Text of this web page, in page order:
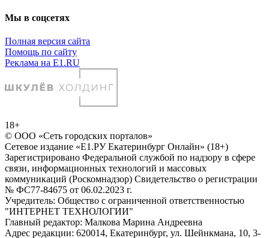
Мы в соцсетях
Полная версия сайта
Помощь по сайту
Реклама на E1.RU
18+
© ООО «Сеть городских порталов»
Сетевое издание «Е1.РУ Екатеринбург Онлайн» (18+)
Зарегистрировано Федеральной службой по надзору в сфере
связи, информационных технологий и массовых
коммуникаций (Роскомнадзор) Свидетельство о регистрации
№ ФС77-84675 от 06.02.2023 г.
Учредитель: Общество с ограниченной ответственностью
"ИНТЕРНЕТ ТЕХНОЛОГИИ"
Главный редактор: Малкова Марина Андреевна
Адрес редакции: 620014, Екатеринбург, ул. Шейнкмана, 10, 3-